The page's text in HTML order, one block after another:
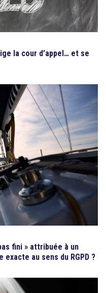
la cour d’appel… et se
fini » attribuée à un
au sens du RGPD ?